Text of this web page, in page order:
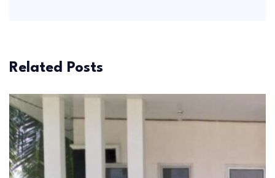
Related Posts